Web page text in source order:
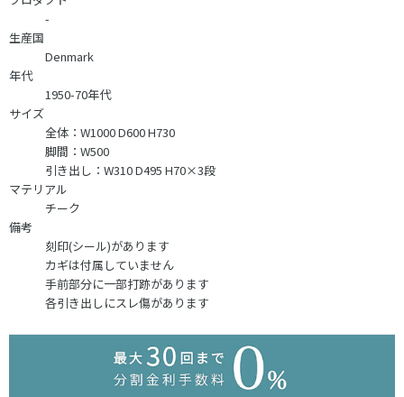
-
生産国
Denmark
年代
1950-70年代
サイズ
全体：W1000 D600 H730
脚間：W500
引き出し：W310 D495 H70×3段
マテリアル
チーク
備考
刻印(シール)があります
カギは付属していません
手前部分に一部打跡があります
各引き出しにスレ傷があります